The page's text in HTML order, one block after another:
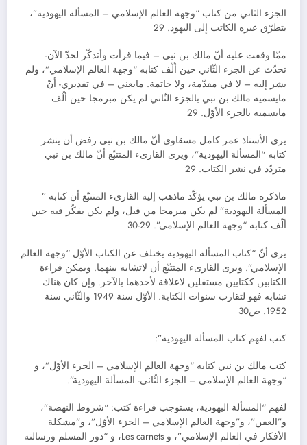
الجزء الثاني من كتاب “وجهة العالم الإسلامي – المسألة اليهودية”،
يتطرّق عبره الكاتب إلى اليهود. 29
ممّا وقفت عليه أنّ مالك بن نبي – فيما قرأت وأتذكّر لحدّ الآن-
تحدّث عن الجزء الثّاني حين ألّف كتابه “وجهة العالم الإسلامي”، ولم
يشر إليه – لا في مقدّمة، ولا خاتمة. مايعني – في تقديري- أنّ
مايسميه مالك بن نبي بالجزء الثّاني لم يكن مبرمجا حين ألّف
مايسميه بالجزء الأوّل. 29
يرى الأستاذ عمر كامل مسقاوي أنّ مالك بن نبي رفض أن ينشر
كتابه “المسألة اليهودية”، ويرى القارىء المتتبّع أنّ مالك بن نبي
متردّد في نشر الكتاب. 29
ماذكره مالك بن نبي يؤكّد ماذهب إليه القارىء المتتبّع أن كتابه ”
المسألة اليهودية” لم يكن مبرمجا من قبل، ولم يكن يفكّر فيه حين
ألّف كتابه “وجهة العالم الإسلامي”. 29-30
يرى أنّ “كتاب المسألة اليهودية يختلف عن الكتاب الأوّل “وجهة العالم
الإسلامي”. ويرى القارىء المتتبّع أن لاتشابه بينهما. ويمكن قراءة
الكتابين ككتابين مستقلين لاعلاقة لأحدهما بالآخر. وإن كان هناك
تشابه فهو لتقارب سنوات الكتابة. الأوّل سنة 1949 والثّاني سنة
1952. ص30
كتب لفهم كتاب المسألة اليهودية”:
كتب مالك بن نبي كتابه “وجهة العالم الإسلامي – الجزء الأوّل”، و
“وجهة العالم الإسلامي – الجزء الثّاني- المسألة اليهودية”.
لفهم “المسألة اليهودية، يستوجب قراءة كتب: “شروط النهضة”،
و”العفن”، و”وجهة العالم الإسلامي – الجزء الأوّل”، و”مشكلة
الأفكار في العالم الإسلامي”، و Les carnets، و “دور المسلم ورسالته